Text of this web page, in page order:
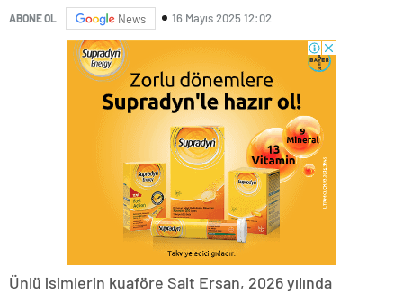
ABONE OL News 16 Mayıs 2025 12:02
Ünlü isimlerin kuaföre Sait Ersan, 2026 yılında